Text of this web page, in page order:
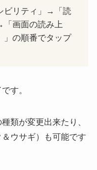
ビリティ」→「読
画面の読み上
の順番でタップ
す。
類が変更出来たり、
ウサギ）も可能です